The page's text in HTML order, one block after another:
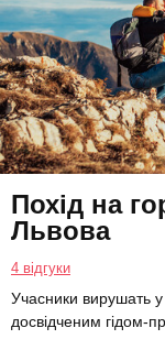
Похід на
Львова
4 відгуки
Учасники вирушать у
досвідченим гідом-